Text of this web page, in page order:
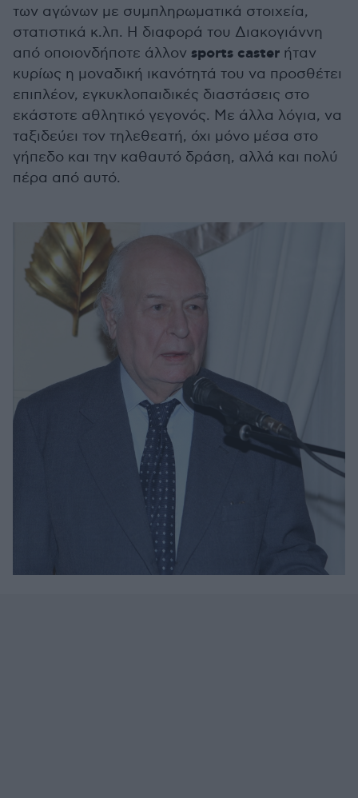
των αγώνων με συμπληρωματικά στοιχεία,
στατιστικά κ.λπ. Η διαφορά του Διακογιάννη
από οποιονδήποτε άλλον sports caster ήταν
κυρίως η μοναδική ικανότητά του να προσθέτει
επιπλέον, εγκυκλοπαιδικές διαστάσεις στο
εκάστοτε αθλητικό γεγονός. Με άλλα λόγια, να
ταξιδεύει τον τηλεθεατή, όχι μόνο μέσα στο
γήπεδο και την καθαυτό δράση, αλλά και πολύ
πέρα από αυτό.